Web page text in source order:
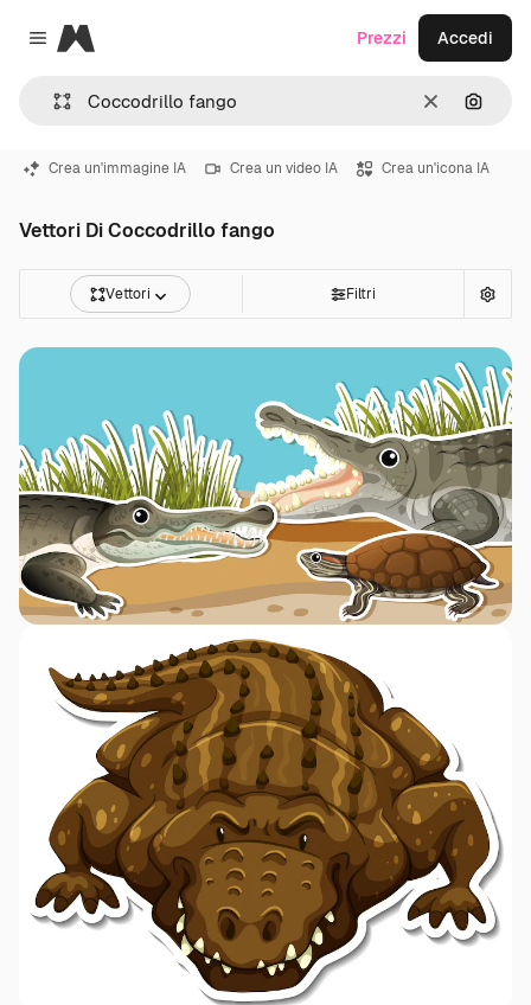
Close menu
Magnific
CancellaCerca
Prezzi Accedi
Crea un'immagine IA Crea un video IA Crea un'icona IA
Vettori Di Coccodrillo fango
Vettori Filtri